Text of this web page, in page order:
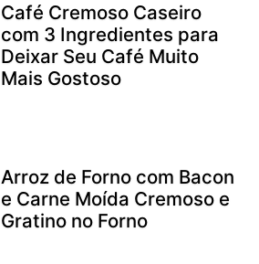
Café Cremoso Caseiro
com 3 Ingredientes para
Deixar Seu Café Muito
Mais Gostoso
Arroz de Forno com Bacon
e Carne Moída Cremoso e
Gratino no Forno